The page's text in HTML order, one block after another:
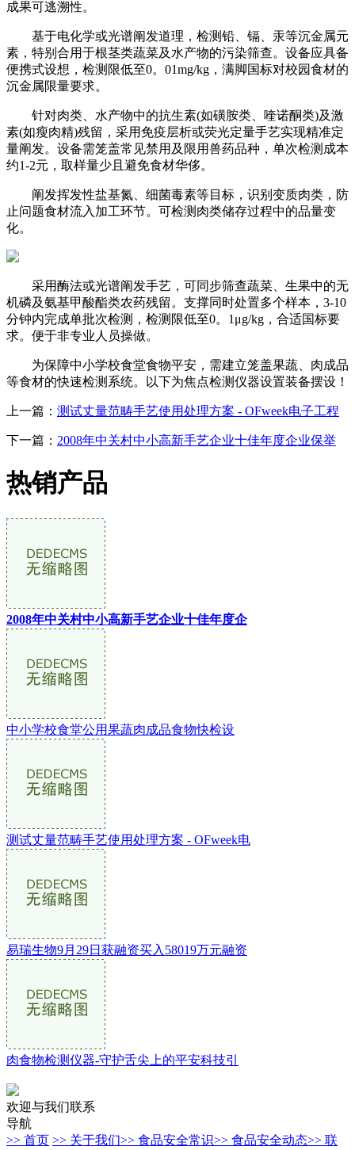
成果可逃溯性。
基于电化学或光谱阐发道理，检测铅、镉、汞等沉金属元
素，特别合用于根茎类蔬菜及水产物的污染筛查。设备应具备
便携式设想，检测限低至0。01mg/kg，满脚国标对校园食材的
沉金属限量要求。
针对肉类、水产物中的抗生素(如磺胺类、喹诺酮类)及激
素(如瘦肉精)残留，采用免疫层析或荧光定量手艺实现精准定
量阐发。设备需笼盖常见禁用及限用兽药品种，单次检测成本
约1-2元，取样量少且避免食材华侈。
阐发挥发性盐基氮、细菌毒素等目标，识别变质肉类，防
止问题食材流入加工环节。可检测肉类储存过程中的品量变
化。
采用酶法或光谱阐发手艺，可同步筛查蔬菜、生果中的无
机磷及氨基甲酸酯类农药残留。支撑同时处置多个样本，3-10
分钟内完成单批次检测，检测限低至0。1μg/kg，合适国标要
求。便于非专业人员操做。
为保障中小学校食堂食物平安，需建立笼盖果蔬、肉成品
等食材的快速检测系统。以下为焦点检测仪器设置装备摆设！
上一篇： 测试丈量范畴手艺使用处理方案 - OFweek电子工程
下一篇： 2008年中关村中小高新手艺企业十佳年度企业保举
热销产品
2008年中关村中小高新手艺企业十佳年度企
中小学校食堂公用果蔬肉成品食物快检设
测试丈量范畴手艺使用处理方案 - OFweek电
易瑞生物9月29日获融资买入58019万元融资
肉食物检测仪器-守护舌尖上的平安科技引
欢迎与我们联系
导航
>> 首页 >> 关于我们>> 食品安全常识>> 食品安全动态>> 联